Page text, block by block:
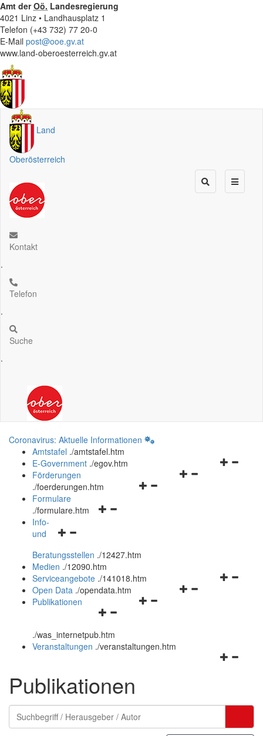
Amt derOö. Landesregierung
4021 Linz • Landhausplatz 1
Telefon (+43 732) 77 20-0
E-Mail post@ooe.gv.at
www.land-oberoesterreich.gv.at
Land
Oberösterreich
Kontakt
.
Telefon
.
Suche
.
Coronavirus: Aktuelle Informationen
Amtstafel ./amtstafel.htm
Navigationsmenü
E-Government ./egov.htm
Navigationsmenü
Förderungen
./foerderungen.htm
Navigationsmenü
Formulare
./formulare.htm
Navigationsmenü
und
schließen
Info-
und
Beratungsstellen ./12427.htm
Medien ./12090.htm
Navigationsmenü
Serviceangebote ./141018.htm
Navigationsmenü
Open Data ./opendata.htm
Navigationsmenü
und
schließen
Publikationen
./was_internetpub.htm
Veranstaltungen ./veranstaltungen.htm
Publikationen